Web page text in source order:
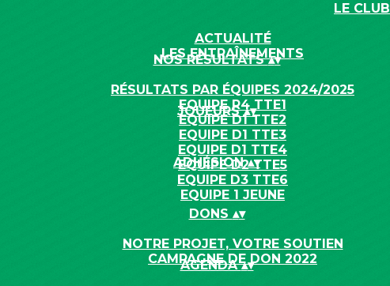
LE CLUB
ACTUALITÉ
LES ENTRAÎNEMENTS
NOS RÉSULTATS▴▾
RÉSULTATS PAR ÉQUIPES 2024/2025
EQUIPE R4 TTE1
EQUIPE D1 TTE2
EQUIPE D1 TTE3
EQUIPE D1 TTE4
EQUIPE D2 TTE5
EQUIPE D3 TTE6
EQUIPE 1 JEUNE
JOUEURS▴▾
ADHÉSION▴▾
DONS ▴▾
NOTRE PROJET, VOTRE SOUTIEN
CAMPAGNE DE DON 2022
AGENDA▴▾